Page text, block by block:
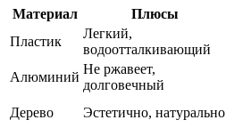
Материал Плюсы
Пластик
Легкий,
водоотталкивающий
Алюминий
Не ржавеет,
долговечный
Дерево
Эстетично, натурально